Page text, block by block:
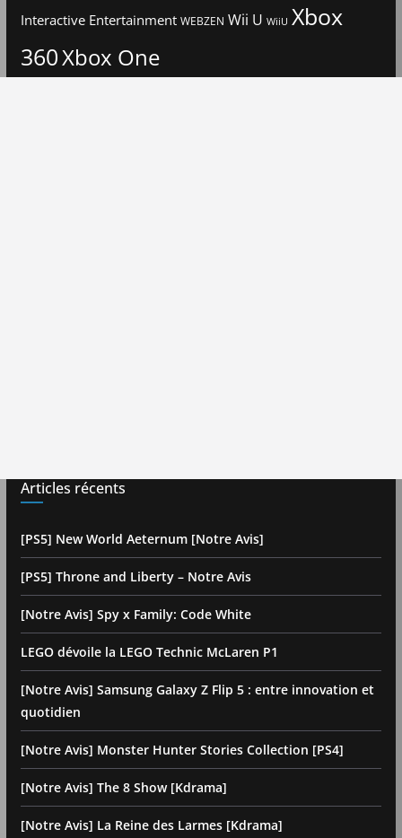
Interactive Entertainment WEBZEN Wii U WiiU Xbox
360Xbox One
Articles récents
[PS5] New World Aeternum [Notre Avis]
[PS5] Throne and Liberty – Notre Avis
[Notre Avis] Spy x Family: Code White
LEGO dévoile la LEGO Technic McLaren P1
[Notre Avis] Samsung Galaxy Z Flip 5 : entre innovation et
quotidien
[Notre Avis] Monster Hunter Stories Collection [PS4]
[Notre Avis] The 8 Show [Kdrama]
[Notre Avis] La Reine des Larmes [Kdrama]